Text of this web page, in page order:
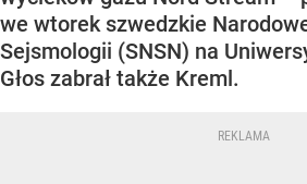
we wtorek szwedzkie
Sejsmologii (SNSN) na
Głos zabrał także Kreml.